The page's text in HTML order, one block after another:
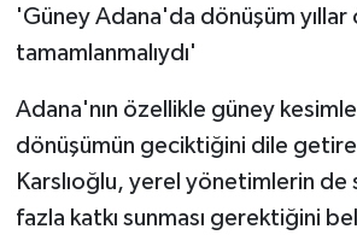
'Güney Adana'da dönüşüm yıllar
tamamlanmalıydı'
Adana'nın özellikle güney
dönüşümün geciktiğini dile
Karslıoğlu, yerel yönetimlerin de
fazla katkı sunması gerektiğini